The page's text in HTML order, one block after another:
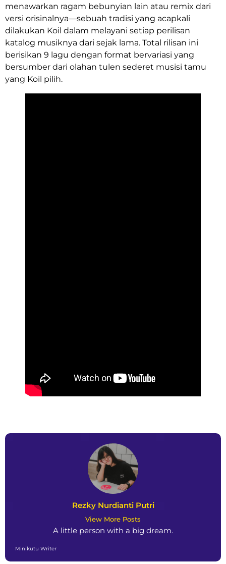
menawarkan ragam bebunyian lain atau remix dari
versi orisinalnya—sebuah tradisi yang acapkali
dilakukan Koil dalam melayani setiap perilisan
katalog musiknya dari sejak lama. Total rilisan ini
berisikan 9 lagu dengan format bervariasi yang
bersumber dari olahan tulen sederet musisi tamu
yang Koil pilih.
Rezky Nurdianti Putri
View More Posts
A little person with a big dream.
Minikutu Writer